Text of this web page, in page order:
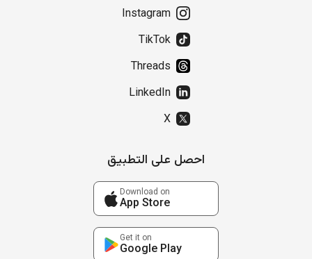
Instagram
TikTok
Threads
LinkedIn
X
احصل على التطبيق
Download on
App Store
Get it on
Google Play